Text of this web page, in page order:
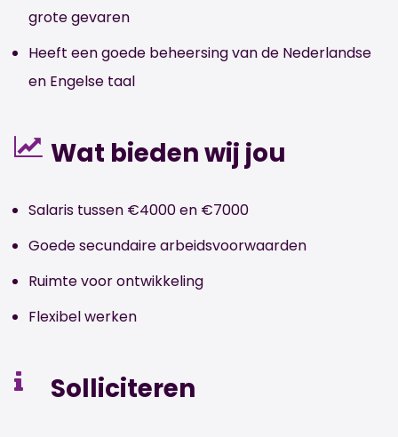
grote gevaren
Heeft een goede beheersing van de Nederlandse
en Engelse taal
Wat bieden wij jou
Salaris tussen €4000 en €7000
Goede secundaire arbeidsvoorwaarden
Ruimte voor ontwikkeling
Flexibel werken
Solliciteren